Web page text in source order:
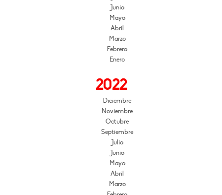
Junio
Mayo
Abril
Marzo
Febrero
Enero
2022
Diciembre
Noviembre
Octubre
Septiembre
Julio
Junio
Mayo
Abril
Marzo